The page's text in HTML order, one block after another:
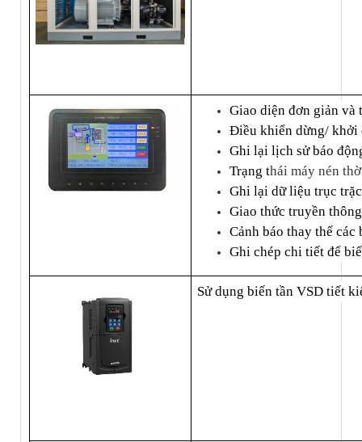
Giao diện đơn giản và
Điều khiển dừng/ khởi
Ghi lại lịch sử báo
Trạng thái máy nén
Ghi lại dữ liệu trục
Giao thức truyền
Cảnh báo thay thế các
Ghi chép chi tiết để
Sử dụng biến tần VSD tiết